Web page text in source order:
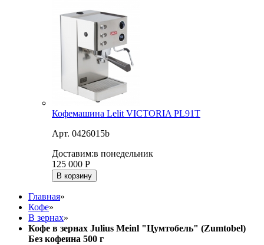
Кофемашина Lelit VICTORIA PL91T
Арт. 0426015b
Доставим:в понедельник
125 000 Р
В корзину
Главная»
Кофе»
В зернах»
Кофе в зернах Julius Meinl "Цумтобель" (Zumtobel)
Без кофеина 500 г